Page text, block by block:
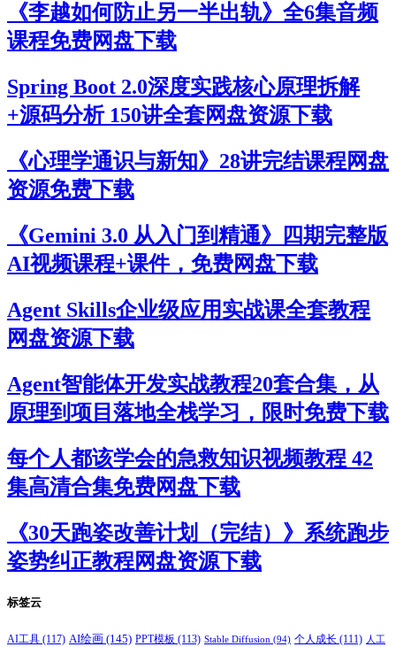
《李越如何防止另一半出轨》全6集音频
课程免费网盘下载
Spring Boot 2.0深度实践核心原理拆解
+源码分析 150讲全套网盘资源下载
《心理学通识与新知》28讲完结课程网盘
资源免费下载
《Gemini 3.0 从入门到精通》四期完整版
AI视频课程+课件，免费网盘下载
Agent Skills企业级应用实战课全套教程
网盘资源下载
Agent智能体开发实战教程20套合集，从
原理到项目落地全栈学习，限时免费下载
每个人都该学会的急救知识视频教程 42
集高清合集免费网盘下载
《30天跑姿改善计划（完结）》系统跑步
姿势纠正教程网盘资源下载
标签云
AI工具 (117) AI绘画 (145) PPT模板 (113) Stable Diffusion (94) 个人成长 (111) 人工